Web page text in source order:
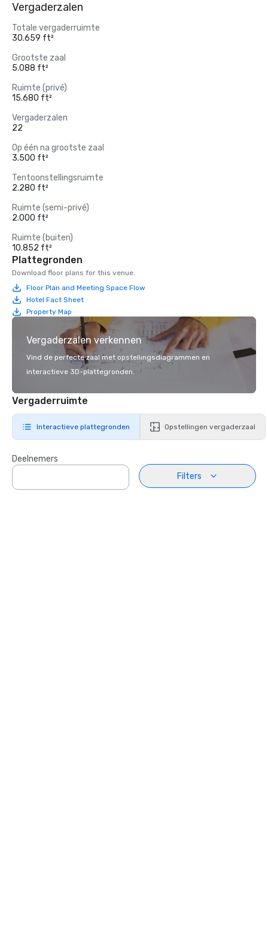
Vergaderzalen
Totale vergaderruimte
30.659 ft²
Grootste zaal
5.088 ft²
Ruimte (privé)
15.680 ft²
Vergaderzalen
22
Op één na grootste zaal
3.500 ft²
Tentoonstellingsruimte
2.280 ft²
Ruimte (semi-privé)
2.000 ft²
Ruimte (buiten)
10.852 ft²
Plattegronden
Download floor plans for this venue.
Floor Plan and Meeting Space Flow
Hotel Fact Sheet
Property Map
Vergaderzalen verkennen
Vind de perfecte zaal met opstellingsdiagrammen en
interactieve 3D-plattegronden.
Vergaderruimte
Interactieve plattegronden Opstellingen vergaderzaal
Deelnemers
Filters